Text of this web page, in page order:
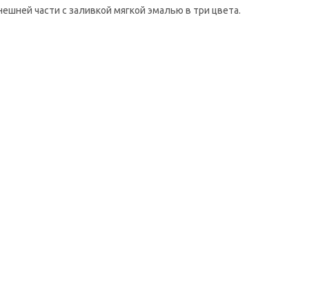
части с заливкой мягкой эмалью в три цвета.